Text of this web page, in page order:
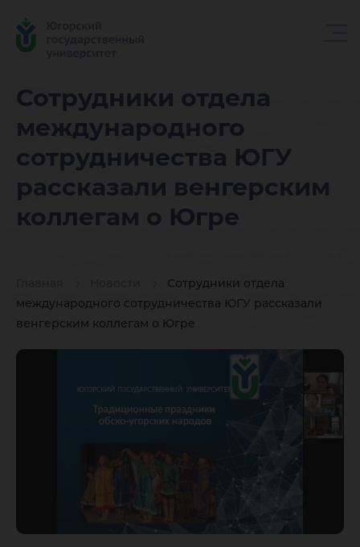
Сотрудники отдела
международного
сотрудничества ЮГУ
рассказали венгерским
коллегам о Югре
Сотрудники отдела
международного сотрудничества ЮГУ рассказали
венгерским коллегам о Югре
отдела
ЮГУ